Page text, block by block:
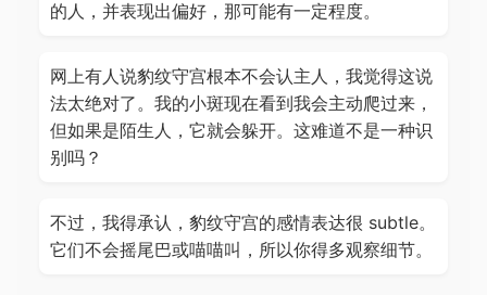
的人，并表现出偏好，那可能有一定程度。
网上有人说豹纹守宫根本不会认主人，我觉得这说
法太绝对了。我的小斑现在看到我会主动爬过来，
但如果是陌生人，它就会躲开。这难道不是一种识
别吗？
不过，我得承认，豹纹守宫的感情表达很 subtle。
它们不会摇尾巴或喵喵叫，所以你得多观察细节。